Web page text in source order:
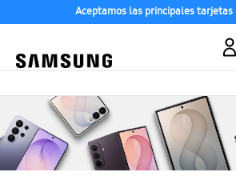
Aceptamos las principales tarjetas